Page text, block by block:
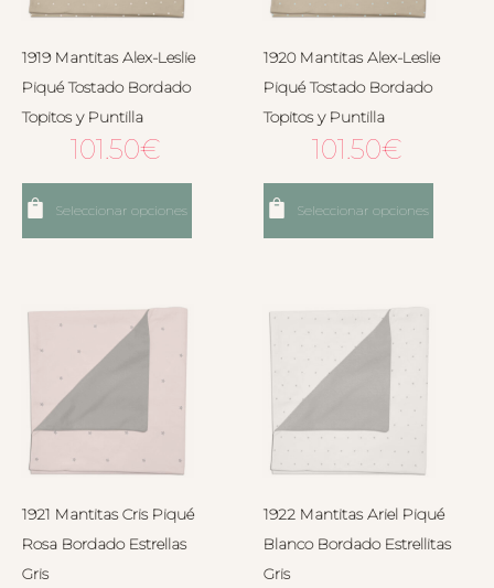
1919 Mantitas Alex-Leslie
Piqué Tostado Bordado
Topitos y Puntilla
101.50€
Seleccionar opciones
1920 Mantitas Alex-Leslie
Piqué Tostado Bordado
Topitos y Puntilla
101.50€
Seleccionar opciones
1921 Mantitas Cris Piqué
Rosa Bordado Estrellas
Gris
1922 Mantitas Ariel Piqué
Blanco Bordado Estrellitas
Gris